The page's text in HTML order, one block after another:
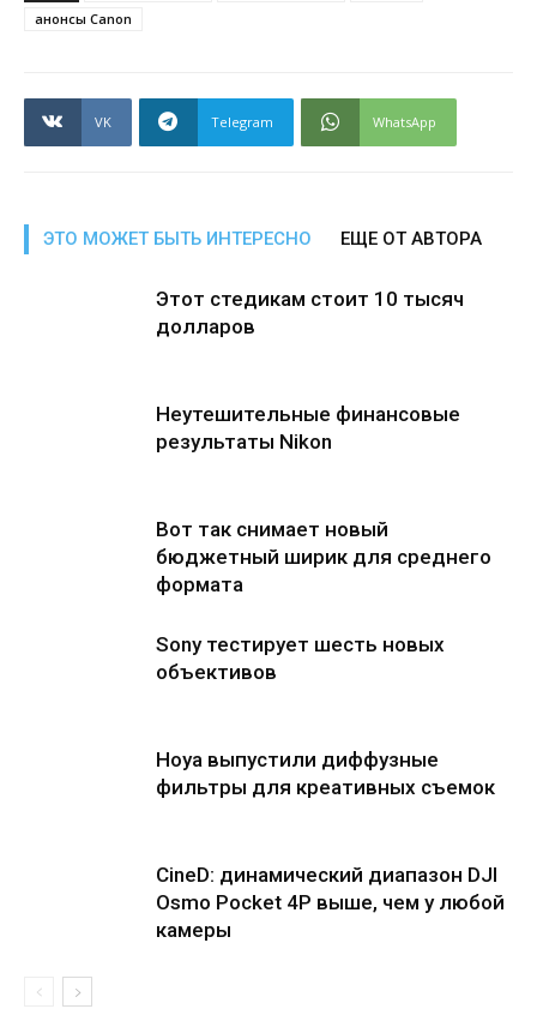
анонсы Canon
VK Telegram WhatsApp
ЭТО МОЖЕТ БЫТЬ ИНТЕРЕСНО ЕЩЕ ОТ АВТОРА
Этот стедикам стоит 10 тысяч
долларов
Неутешительные финансовые
результаты Nikon
Вот так снимает новый
бюджетный ширик для среднего
формата
Sony тестирует шесть новых
объективов
Hoya выпустили диффузные
фильтры для креативных съемок
CineD: динамический диапазон DJI
Osmo Pocket 4P выше, чем у любой
камеры